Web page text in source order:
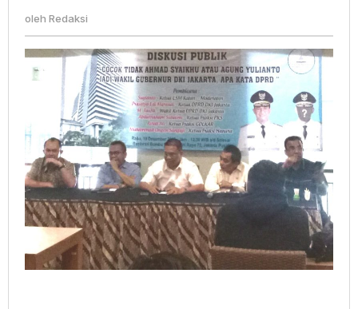
Wagub
Dari
PKS
oleh Redaksi